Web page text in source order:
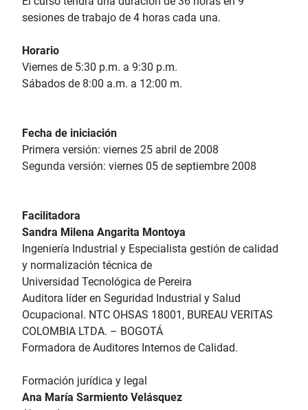
sesiones de trabajo de 4 horas cada una.
Horario
Viernes de 5:30 p.m. a 9:30 p.m.
Sábados de 8:00 a.m. a 12:00 m.
Fecha de iniciación
Primera versión: viernes 25 abril de 2008
Segunda versión: viernes 05 de septiembre 2008
Facilitadora
Sandra Milena Angarita Montoya
Ingeniería Industrial y Especialista gestión de calidad
y normalización técnica de
Universidad Tecnológica de Pereira
Auditora líder en Seguridad Industrial y Salud
Ocupacional. NTC OHSAS 18001, BUREAU VERITAS
COLOMBIA LTDA. – BOGOTÁ
Formadora de Auditores Internos de Calidad.
Formación jurídica y legal
Ana María Sarmiento Velásquez